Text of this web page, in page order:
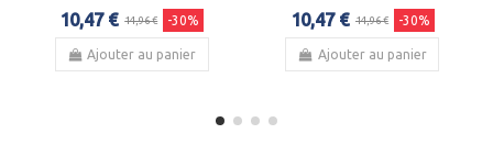
10,47 € 14,96 € -30%
Ajouter au panier
10,47 € 14,96 € -30%
Ajouter au panier